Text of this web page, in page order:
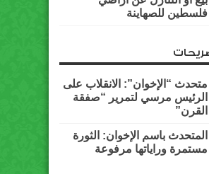
فلسطين للصهاينة
متحدث “الإخوان”: الانقلاب على
الرئيس مرسي لتمرير “صفقة
القرن”
المتحدث باسم الإخوان: الثورة
مستمرة وراياتها مرفوعة